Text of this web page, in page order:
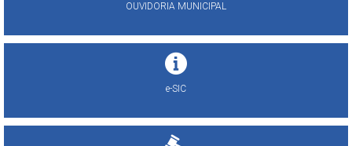
OUVIDORIA MUNICIPAL
e-SIC